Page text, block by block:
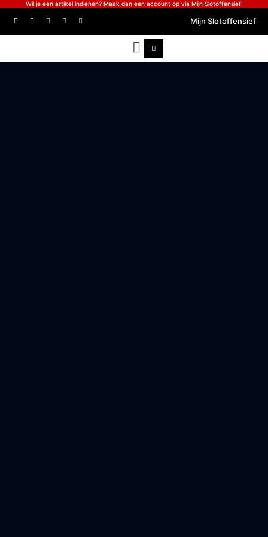
Wil je een artikel indienen? Maak dan een account op via Mijn Slotoffensief!
Mijn Slotoffensief